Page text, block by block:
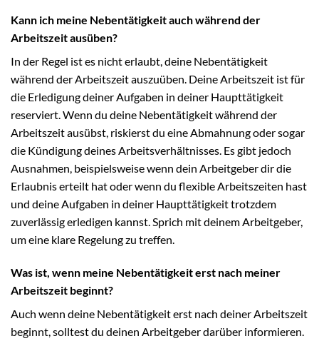
Kann ich meine Nebentätigkeit auch während der
Arbeitszeit ausüben?
In der Regel ist es nicht erlaubt, deine Nebentätigkeit
während der Arbeitszeit auszuüben. Deine Arbeitszeit ist für
die Erledigung deiner Aufgaben in deiner Haupttätigkeit
reserviert. Wenn du deine Nebentätigkeit während der
Arbeitszeit ausübst, riskierst du eine Abmahnung oder sogar
die Kündigung deines Arbeitsverhältnisses. Es gibt jedoch
Ausnahmen, beispielsweise wenn dein Arbeitgeber dir die
Erlaubnis erteilt hat oder wenn du flexible Arbeitszeiten hast
und deine Aufgaben in deiner Haupttätigkeit trotzdem
zuverlässig erledigen kannst. Sprich mit deinem Arbeitgeber,
um eine klare Regelung zu treffen.
Was ist, wenn meine Nebentätigkeit erst nach meiner
Arbeitszeit beginnt?
Auch wenn deine Nebentätigkeit erst nach deiner Arbeitszeit
beginnt, solltest du deinen Arbeitgeber darüber informieren.